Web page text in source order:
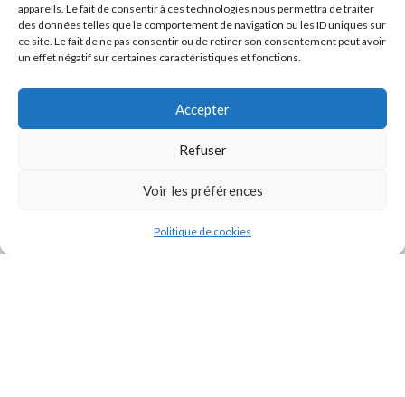
appareils. Le fait de consentir à ces technologies nous permettra de traiter
des données telles que le comportement de navigation ou les ID uniques sur
ce site. Le fait de ne pas consentir ou de retirer son consentement peut avoir
un effet négatif sur certaines caractéristiques et fonctions.
Accepter
Refuser
Voir les préférences
Politique de cookies